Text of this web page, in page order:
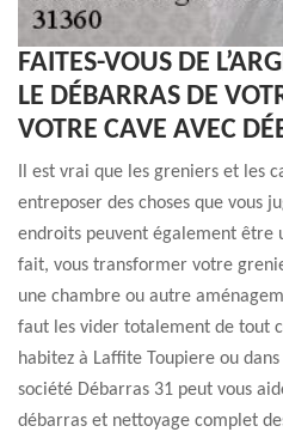
FAITES-VOUS DE
LE DÉBARRAS DE
VOTRE CAVE AVEC
Il est vrai que les greniers et les
entreposer des choses que vous
endroits peuvent également être
fait, vous transformer votre
une chambre ou autre
faut les vider totalement de tout
habitez à Laffite Toupiere ou
société Débarras 31 peut vous
débarras et nettoyage complet